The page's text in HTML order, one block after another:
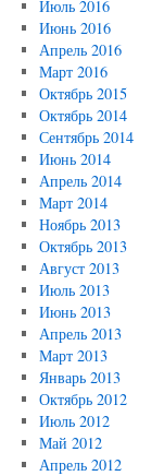
Июль 2016
Июнь 2016
Апрель 2016
Март 2016
Октябрь 2015
Октябрь 2014
Сентябрь 2014
Июнь 2014
Апрель 2014
Март 2014
Ноябрь 2013
Октябрь 2013
Август 2013
Июль 2013
Июнь 2013
Апрель 2013
Март 2013
Январь 2013
Октябрь 2012
Июль 2012
Май 2012
Апрель 2012